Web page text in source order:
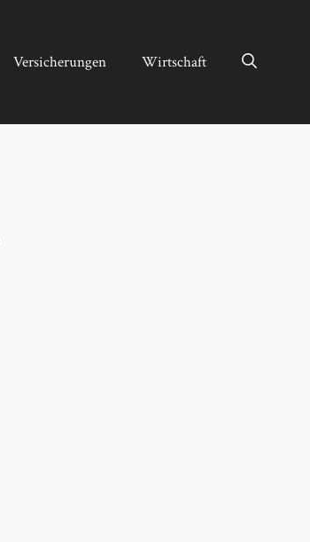
Versicherungen Wirtschaft